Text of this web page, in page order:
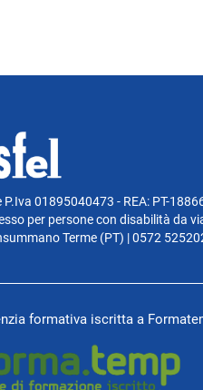
P.Iva 01895040473 - REA: PT-
per persone con disabilità da
Terme (PT) | 0572
formativa iscritta a